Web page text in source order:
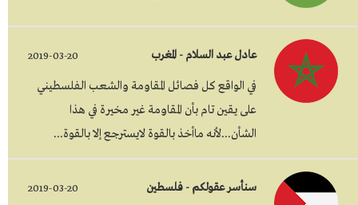
عادل عبد السلام - المغرب 2019-03-20
في الواقع كل فصائل المقاومة والشعب الفلسطيني
على يقين تام بأن المقاومة غير مخيرة في هذا
الشأن...لأنه ماأخذ بالقوة لايسترجع إلا بالقوة...
سنأسر عقولكم - فلسطين 2019-03-20